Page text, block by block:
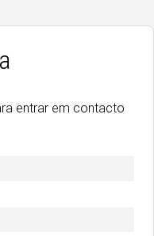
entrar em contacto